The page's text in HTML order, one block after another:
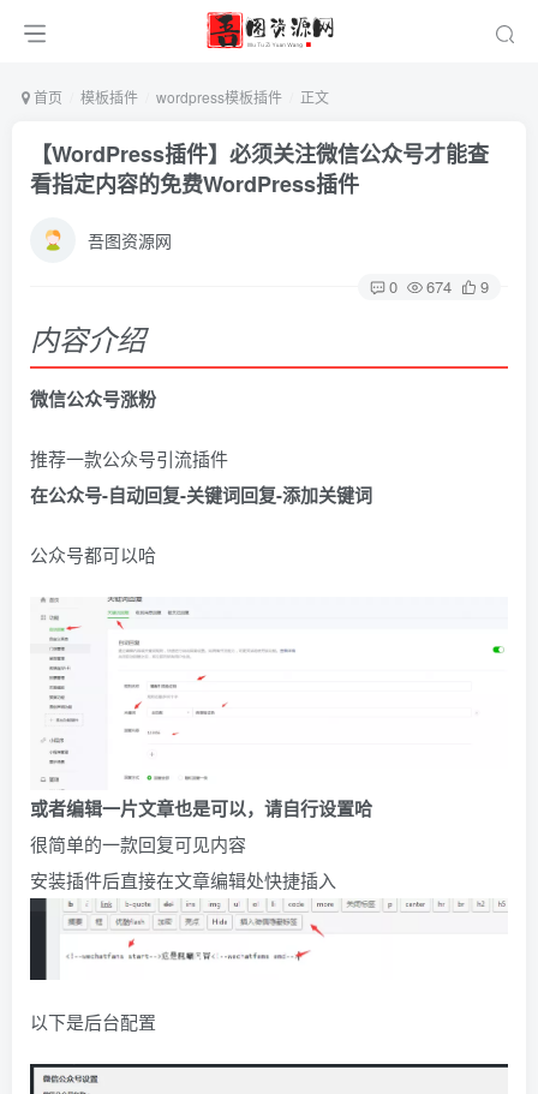
首页 模板插件 wordpress模板插件 正文
【WordPress插件】必须关注微信公众号才能查
看指定内容的免费WordPress插件
吾图资源网
0 674 9
内容介绍
微信公众号涨粉
推荐一款公众号引流插件
在公众号-自动回复-关键词回复-添加关键词
公众号都可以哈
或者编辑一片文章也是可以，请自行设置哈
很简单的一款回复可见内容
安装插件后直接在文章编辑处快捷插入
以下是后台配置